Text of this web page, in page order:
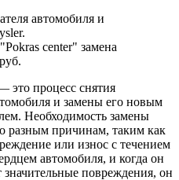
автомобиля и
center" замена
это процесс снятия
и замены его новым
Необходимость замены
разным причинам, таким как
или износ с течением
автомобиля, и когда он
повреждения, он